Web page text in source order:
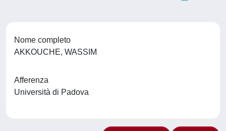
Nome completo
AKKOUCHE, WASSIM
Afferenza
Università di Padova